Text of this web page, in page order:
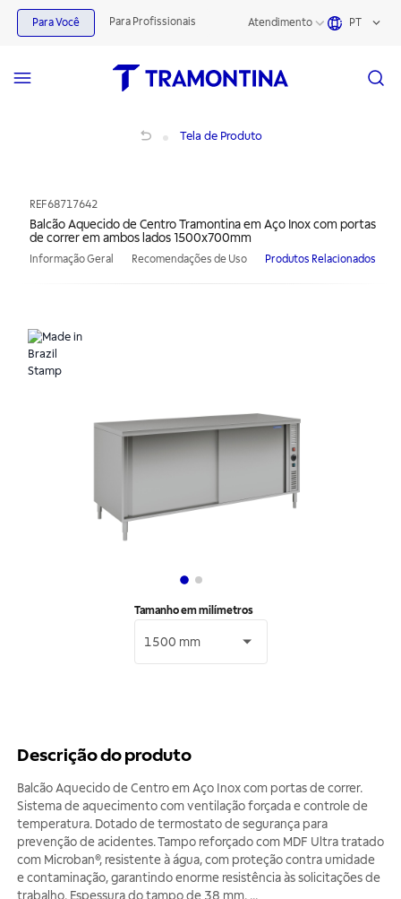
Para Você Para Profissionais Atendimento PT
Tela de Produto
REF68717642
Balcão Aquecido de Centro Tramontina em Aço Inox com portas
de correr em ambos lados 1500x700mm
Informação Geral Recomendações de Uso Produtos Relacionados
Tamanho em milímetros
1500 mm
Descrição do produto
Balcão Aquecido de Centro em Aço Inox com portas de correr.
Sistema de aquecimento com ventilação forçada e controle de
temperatura. Dotado de termostato de segurança para
prevenção de acidentes. Tampo reforçado com MDF Ultra tratado
com Microban®, resistente à água, com proteção contra umidade
e contaminação, garantindo enorme resistência às solicitações de
trabalho. Espessura do tampo de 38 mm. ...